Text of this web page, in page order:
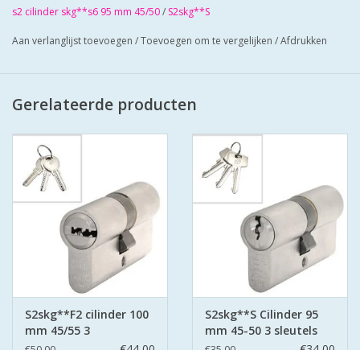
Cilinders hebben boorbelemmering
s2 cilinder skg**s6 95 mm 45/50/ S2skg**S
Aan verlanglijst toevoegen /Toevoegen om te vergelijken /Afdrukken
Gerelateerde producten
S2skg**F2 cilinder 100
mm 45/55 3
keersleutels
S2skg**S Cilinder 95
mm 45-50 3 sleutels